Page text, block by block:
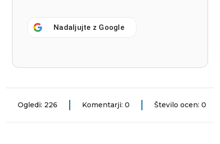
Nadaljujte z Google
Ogledi: 226 Komentarji: 0 Število ocen: 0